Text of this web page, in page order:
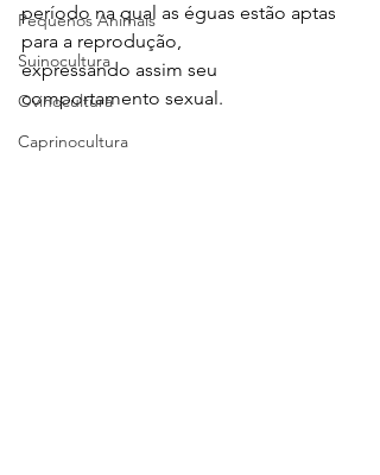
Pequenos Animais
Suinocultura
Ovinocultura
Caprinocultura
período na qual as éguas estão aptas
para a reprodução,
expressando assim seu
comportamento sexual.